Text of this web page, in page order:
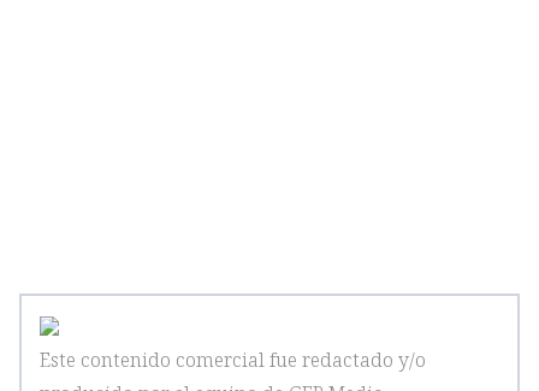
Este contenido comercial fue redactado y/o